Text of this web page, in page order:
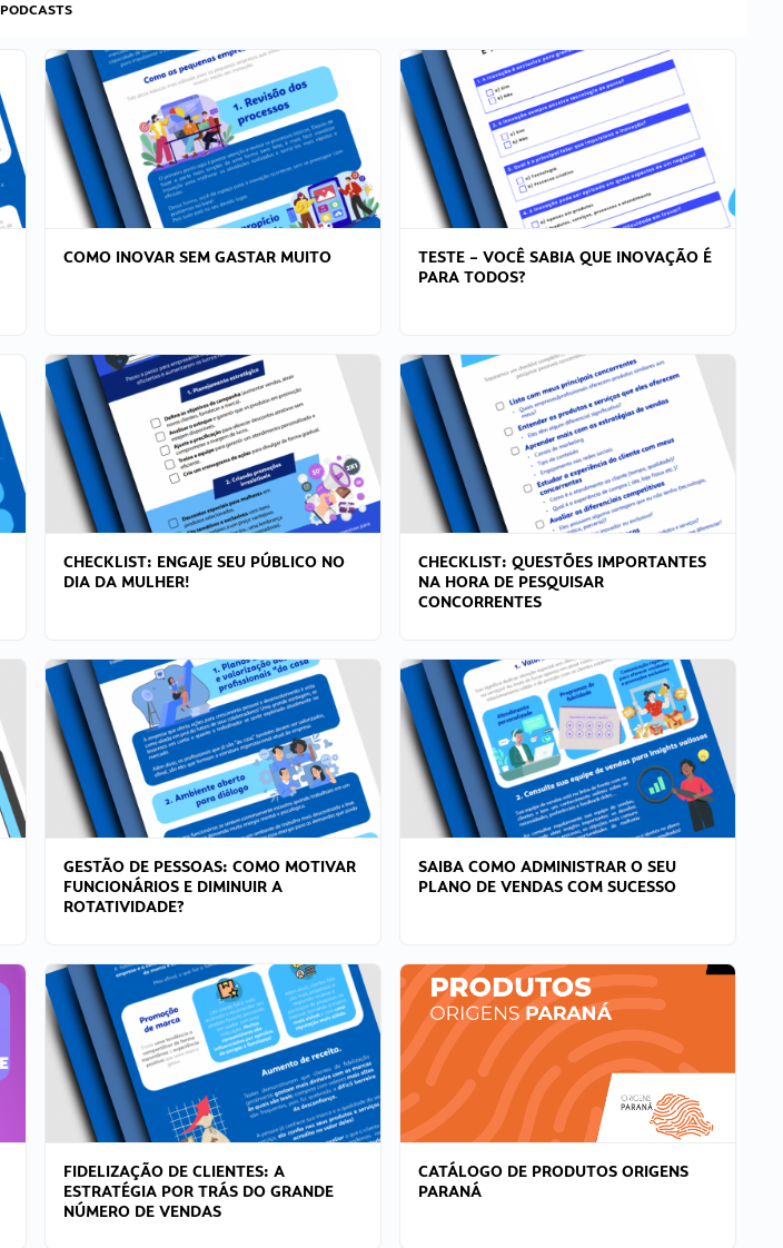
PODCASTS
COMO INOVAR SEM GASTAR MUITO
TESTE – VOCÊ SABIA QUE INOVAÇÃO É
PARA TODOS?
CHECKLIST: ENGAJE SEU PÚBLICO NO
DIA DA MULHER!
CHECKLIST: QUESTÕES IMPORTANTES
NA HORA DE PESQUISAR
CONCORRENTES
GESTÃO DE PESSOAS: COMO MOTIVAR
FUNCIONÁRIOS E DIMINUIR A
ROTATIVIDADE?
SAIBA COMO ADMINISTRAR O SEU
PLANO DE VENDAS COM SUCESSO
FIDELIZAÇÃO DE CLIENTES: A
ESTRATÉGIA POR TRÁS DO GRANDE
NÚMERO DE VENDAS
CATÁLOGO DE PRODUTOS ORIGENS
PARANÁ